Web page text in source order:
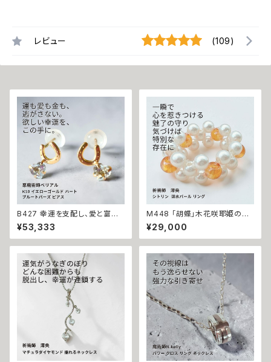
レビュー (109)
B427 幸運を支配し、愛と富を
引き寄せる 悪魔の馬蹄 K10 イ
エローゴールド ハート ブルート
パーズ ピアス 悪魔術師ベリアル
トーン10金 さくら チェリー 魔術
強力 悪魔術 黒魔術 おまじない
呪 本物 魔術師 金運 財運 収入
アップ 臨時収入 略奪 ライバル
縁結び お守り 開運
¥53,333
M448 「胡蝶」木花咲耶姫の愛
の祈り パール シトリン リング
運気上昇 成功 出世 恋愛運 魅
力運 縁結び お守り 御守り おま
願望成就 開運 開運グッズ 恋愛
成就 引き寄せ 運命 成功運 人
間関係 良縁 良縁成就 人気運
魅了 モテ 運気 恋愛 おまもり
¥29,000